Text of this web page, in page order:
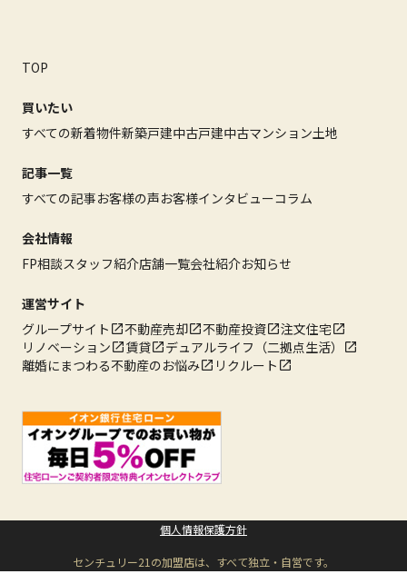
TOP
買いたい
すべての新着物件新築戸建中古戸建中古マンション土地
記事一覧
すべての記事お客様の声お客様インタビューコラム
会社情報
FP相談スタッフ紹介店舗一覧会社紹介お知らせ
運営サイト
グループサイト
不動産売却 不動産投資
注文住宅
リノベーション
賃貸
デュアルライフ（二拠点生活）
離婚にまつわる不動産のお悩み
リクルート
個人情報保護方針
センチュリー21の加盟店は、すべて独立・自営です。